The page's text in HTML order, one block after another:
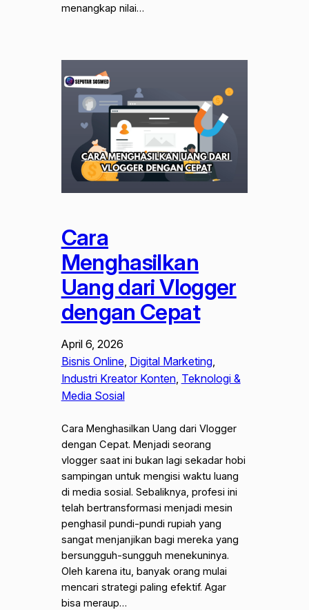
menangkap nilai…
Cara
Menghasilkan
Uang dari Vlogger
dengan Cepat
April 6, 2026
Bisnis Online, Digital Marketing
Industri Kreator Konten, Teknologi &
Media Sosial
Cara Menghasilkan Uang dari Vlogger
dengan Cepat. Menjadi seorang
vlogger saat ini bukan lagi sekadar hobi
sampingan untuk mengisi waktu luang
di media sosial. Sebaliknya, profesi ini
telah bertransformasi menjadi mesin
penghasil pundi-pundi rupiah yang
sangat menjanjikan bagi mereka yang
bersungguh-sungguh menekuninya.
Oleh karena itu, banyak orang mulai
mencari strategi paling efektif. Agar
bisa meraup…